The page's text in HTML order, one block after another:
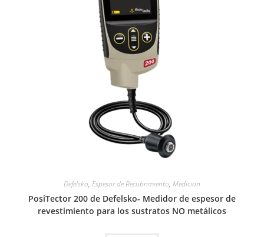
Defelsko, Espesor de Recubrimiento, Medicion
PosiTector 200 de Defelsko- Medidor de espesor de
revestimiento para los sustratos NO metálicos